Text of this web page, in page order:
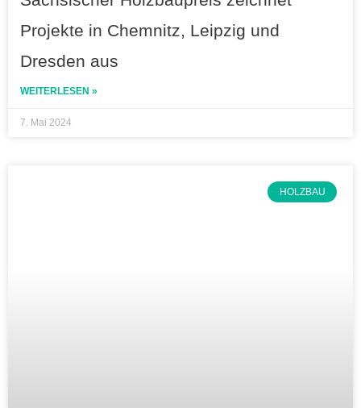
Projekte in Chemnitz, Leipzig und
Dresden aus
WEITERLESEN »
7. Mai 2024
HOLZBAU